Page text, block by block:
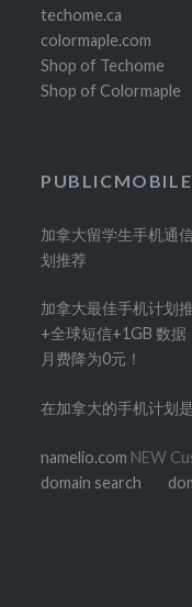
techome.ca
colormaple.com
Shop of Techome
Shop of Colormaple
加拿大留学生手机通
划推荐
加拿大最佳手机计划
+全球短信+1GB 数
月费降为0元！
在加拿大的手机计划
namelio.com NEW
domain search